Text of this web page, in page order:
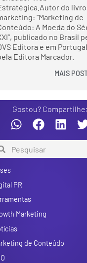
do
“Marketing de
A Moeda do
publicado no Brasil
Editora e em Portugal
Editora Marcador.
MAIS
Gostou? Compartilhe:
PR
Marketing
de Conteúdo